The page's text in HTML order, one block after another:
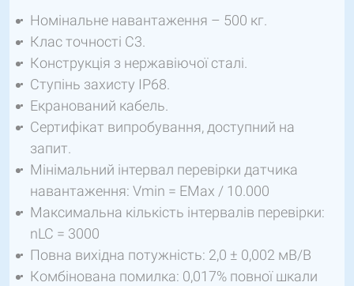
Номінальне навантаження – 500 кг.
Клас точності C3.
Конструкція з нержавіючої сталі.
Ступінь захисту IP68.
Екранований кабель.
Сертифікат випробування, доступний на
запит.
Мінімальний інтервал перевірки датчика
навантаження: Vmin = EMax / 10.000
Максимальна кількість інтервалів перевірки:
nLC = 3000
Повна вихідна потужність: 2,0 ± 0,002 мВ/В
Комбінована помилка: 0,017% повної шкали